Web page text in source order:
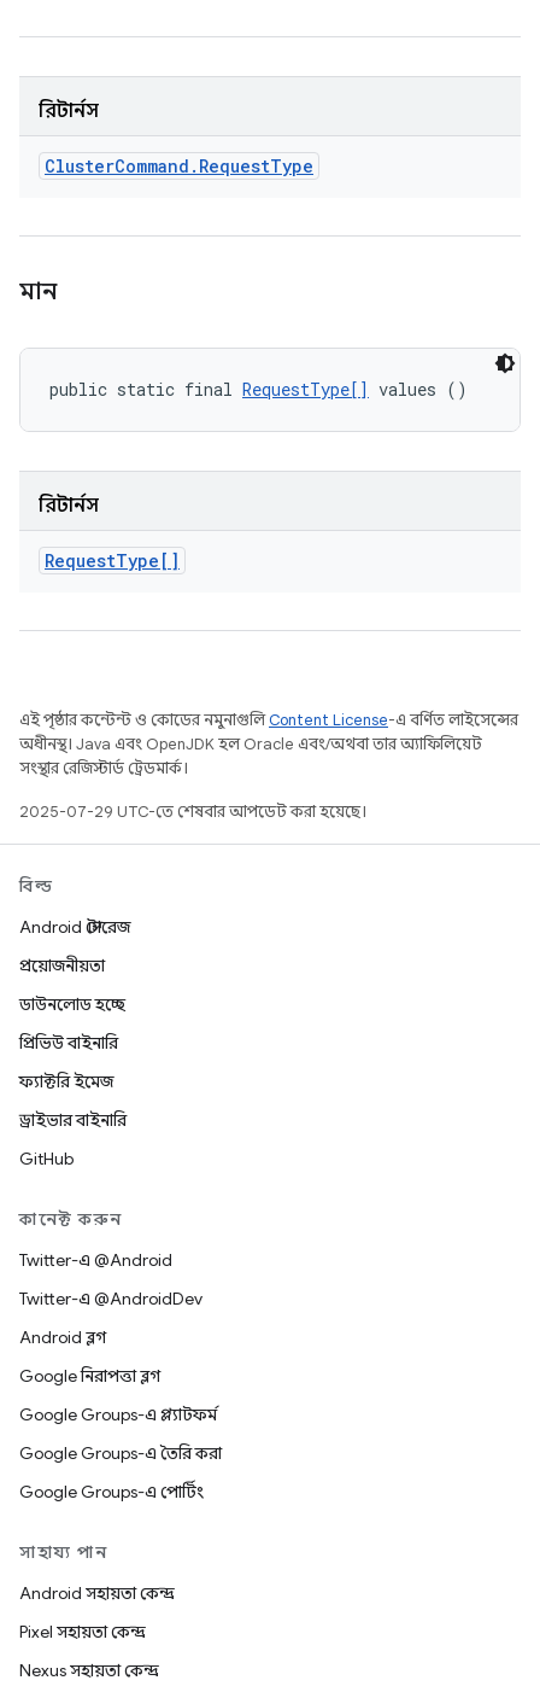
রিটার্নস
ClusterCommand . RequestType
মান
public static final RequestType[] values ()
রিটার্নস
RequestType[]
এই পৃষ্ঠার কন্টেন্ট ও কোডের নমুনাগুলিContent License-এ বর্ণিত লাইসেন্সের
অধীনস্থ। Java এবং OpenJDK হল Oracle এবং/অথবা তার অ্যাফিলিয়েট
সংস্থার রেজিস্টার্ড ট্রেডমার্ক।
2025-07-29 UTC-তে শেষবার আপডেট করা হয়েছে।
বিল্ড
Android স্টোরেজ
প্রয়োজনীয়তা
ডাউনলোড হচ্ছে
প্রিভিউ বাইনারি
ফ্যাক্টরি ইমেজ
ড্রাইভার বাইনারি
GitHub
কানেক্ট করুন
Twitter-এ @Android
Twitter-এ @AndroidDev
Android ব্লগ
Google নিরাপত্তা ব্লগ
Google Groups-এ প্ল্যাটফর্ম
Google Groups-এ তৈরি করা
Google Groups-এ পোর্টিং
সাহায্য পান
Android সহায়তা কেন্দ্র
Pixel সহায়তা কেন্দ্র
Nexus সহায়তা কেন্দ্র